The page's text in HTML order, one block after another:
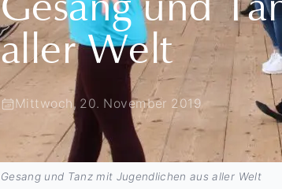
Gesang und
aller Welt
Mittwoch, 20. November 2019
Gesang und Tanz mit Jugendlichen aus aller Welt